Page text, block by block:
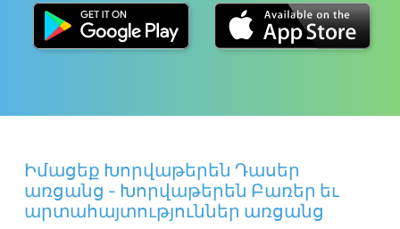
Իմացեք Խորվաթերեն Դասեր
առցանց - Խորվաթերեն Բառեր եւ
արտահայտություններ առցանց